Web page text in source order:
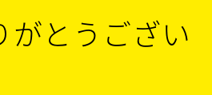
がとうござい